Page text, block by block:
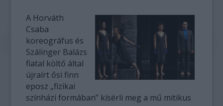
A Horváth
Csaba
koreográfus és
Szálinger Balázs
fiatal költő által
újraírt ősi finn
eposz „fizikai
színházi formában” kísérli meg a mű mitikus